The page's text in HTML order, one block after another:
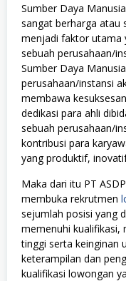
Sumber Daya
sangat berharga atau
menjadi faktor utama
sebuah perusahaan/
Sumber Daya
perusahaan/instansi
membawa
dedikasi para ahli
sebuah perusahaan/
kontribusi para
yang produktif,
Maka dari itu PT
membuka rekrutmen
sejumlah posisi yang
memenuhi kualifikasi,
tinggi serta keinginan
keterampilan dan
kualifikasi lowongan